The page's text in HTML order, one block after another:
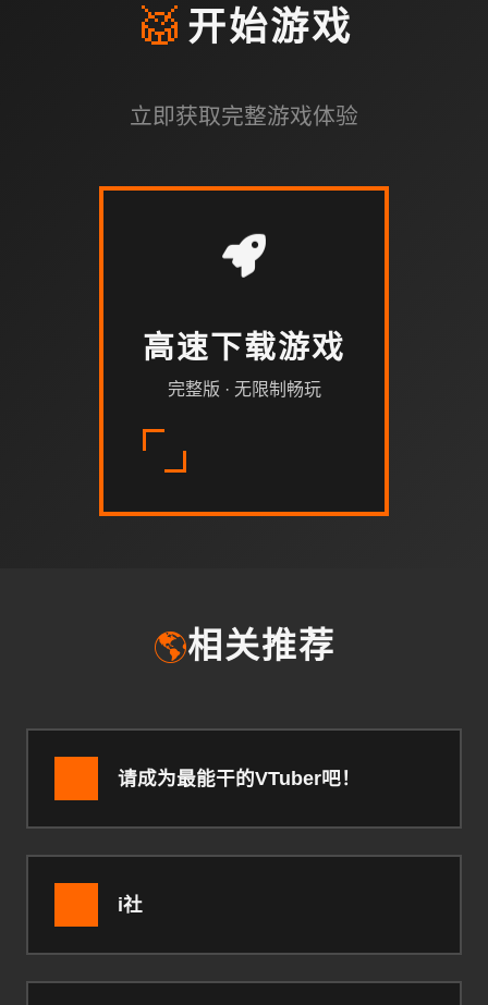
🥁 开始游戏
立即获取完整游戏体验
高速下载游戏
完整版 · 无限制畅玩
🌎相关推荐
请成为最能干的VTuber吧！
i社